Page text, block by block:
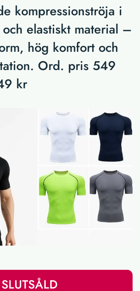
kompressionströja i
elastiskt material –
hög komfort och
Ord. pris 549
kr
SLUTSÅLD